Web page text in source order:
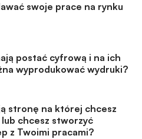
swoje prace na rynku
postać cyfrową i na ich
wyprodukować wydruki?
stronę na której chcesz
chcesz stworzyć
z Twoimi pracami?